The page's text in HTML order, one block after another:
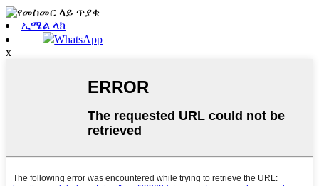
ኢሜል ላክ
WhatsApp
x